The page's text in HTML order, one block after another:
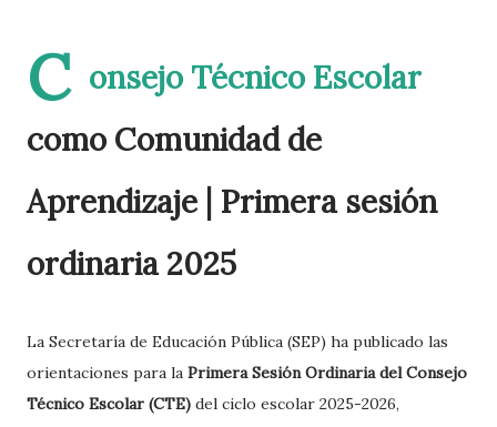
C onsejo Técnico Escolar
como Comunidad de
Aprendizaje | Primera sesión
ordinaria 2025
La Secretaría de Educación Pública (SEP) ha publicado las
orientaciones para la Primera Sesión Ordinaria del Consejo
Técnico Escolar (CTE) del ciclo escolar 2025-2026,